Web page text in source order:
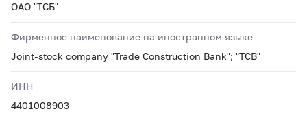
ОАО "ТСБ"
Фирменное наименование на иностранном языке
Joint-stock company "Trade Construction Bank"; "TCB"
ИНН
4401008903